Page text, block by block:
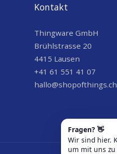
Kontakt
Thingware GmbH
Brühlstrasse 20
4415 Lausen
+41 61 551 41 07
hallo@shopofthings.ch